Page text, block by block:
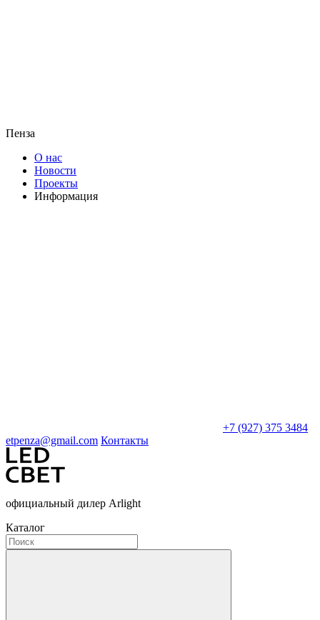
Пенза
О нас
Новости
Проекты
Информация
+7 (927) 375 3484
etpenza@gmail.com Контакты
официальный дилер Arlight
Каталог